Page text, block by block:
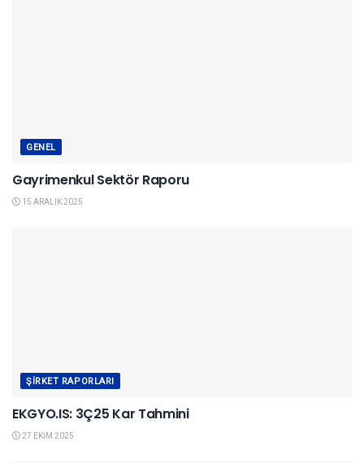
GENEL
Gayrimenkul Sektör Raporu
15 ARALIK 2025
ŞIRKET RAPORLARI
EKGYO.IS: 3Ç25 Kar Tahmini
27 EKIM 2025